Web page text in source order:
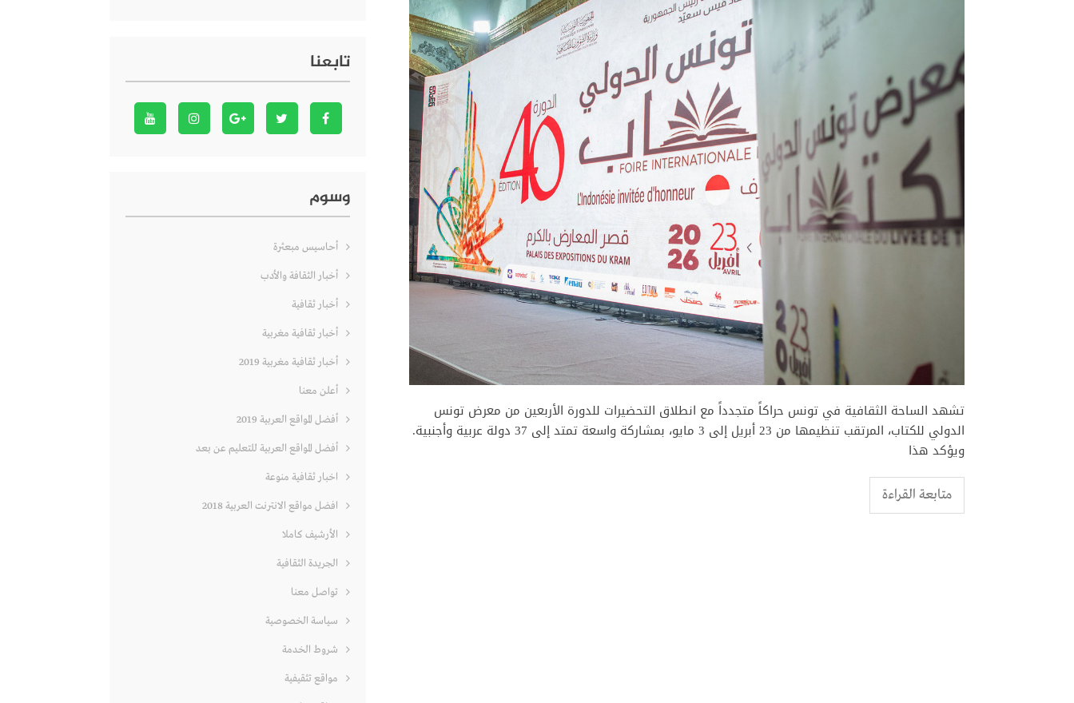
تشهد الساحة الثقافية في تونس حراكاً متجدداً مع انطلاق التحضيرات للدورة الأربعين من معرض تونس
الدولي للكتاب، المرتقب تنظيمها من 23 أبريل إلى 3 مايو، بمشاركة واسعة تمتد إلى 37 دولة عربية وأجنبية.
ويؤكد هذا
متابعة القراءة
تابعنا
وسوم
أحاسيس مبعثرة
أخبار الثقافة والأدب
أخبار ثقافية
أخبار ثقافية مغربية
أخبار ثقافية مغربية 2019
أعلن معنا
أفضل المواقع العربية 2019
أفضل المواقع العربية للتعليم عن بعد
اخبار ثقافية منوعة
افضل مواقع الانترنت العربية 2018
الأرشيف كاملا
الجريدة الثقافية
تواصل معنا
سياسة الخصوصية
شروط الخدمة
مواقع تثقيفية